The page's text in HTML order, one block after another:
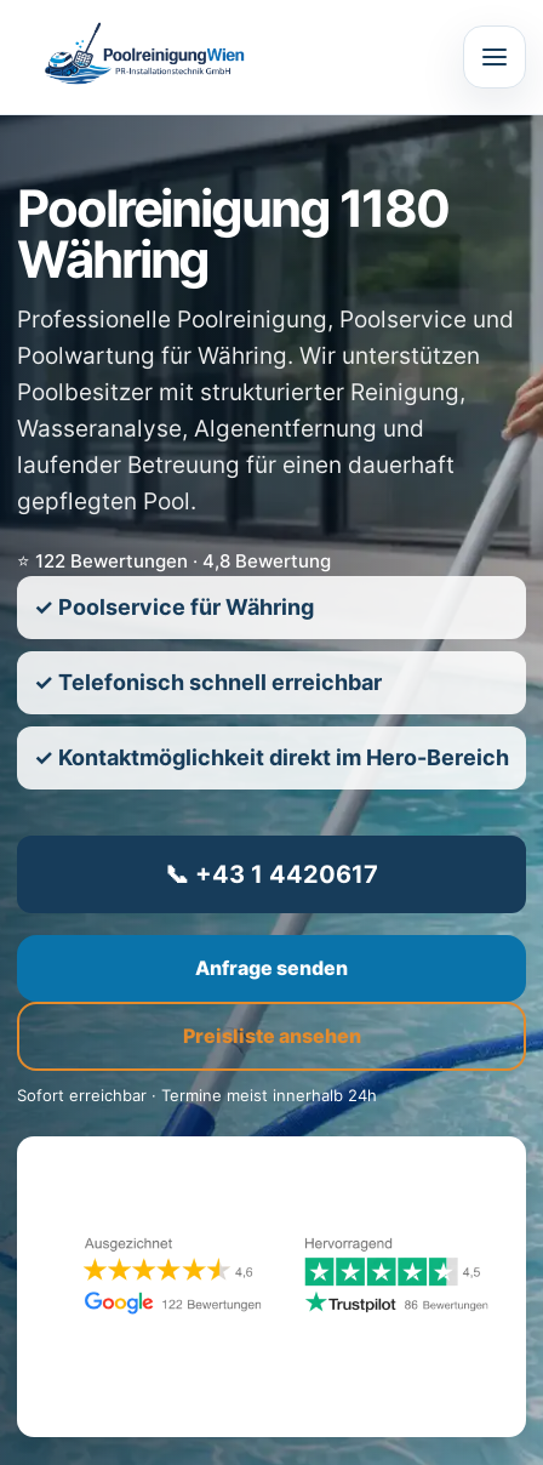
Poolreinigung 1180
Währing
Professionelle Poolreinigung, Poolservice und
Poolwartung für Währing. Wir unterstützen
Poolbesitzer mit strukturierter Reinigung,
Wasseranalyse, Algenentfernung und
laufender Betreuung für einen dauerhaft
gepflegten Pool.
⭐ 122 Bewertungen · 4,8 Bewertung
✓ Poolservice für Währing
✓ Telefonisch schnell erreichbar
✓ Kontaktmöglichkeit direkt im Hero-Bereich
📞 +43 1 4420617
Anfrage senden
Preisliste ansehen
Sofort erreichbar · Termine meist innerhalb 24h